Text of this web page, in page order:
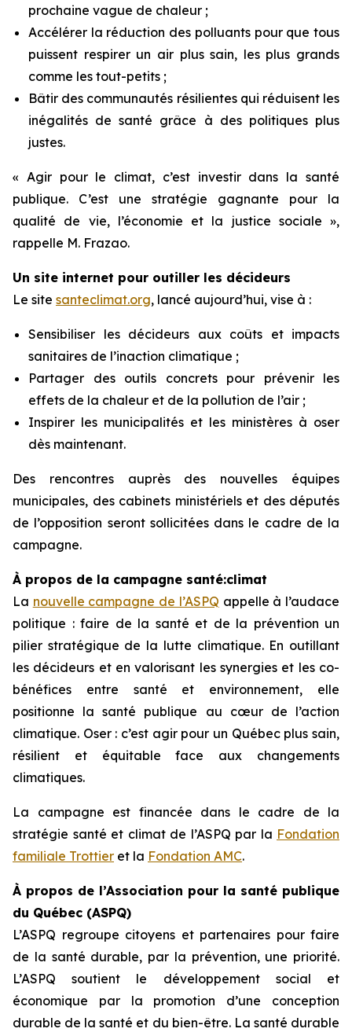
prochaine vague de chaleur ;
Accélérer la réduction des polluants pour que tous
puissent respirer un air plus sain, les plus grands
comme les tout-petits ;
Bâtir des communautés résilientes qui réduisent les
inégalités de santé grâce à des politiques plus
justes.
« Agir pour le climat, c’est investir dans la santé
publique. C’est une stratégie gagnante pour la
qualité de vie, l’économie et la justice sociale »,
rappelle M. Frazao.
Un site internet pour outiller les décideurs
Le site santeclimat.org, lancé aujourd’hui, vise à :
Sensibiliser les décideurs aux coûts et impacts
sanitaires de l’inaction climatique ;
Partager des outils concrets pour prévenir les
effets de la chaleur et de la pollution de l’air ;
Inspirer les municipalités et les ministères à oser
dès maintenant.
Des rencontres auprès des nouvelles équipes
municipales, des cabinets ministériels et des députés
de l’opposition seront sollicitées dans le cadre de la
campagne.
À propos de la campagne santé:climat
La nouvelle campagne de l’ASPQ appelle à l’audace
politique : faire de la santé et de la prévention un
pilier stratégique de la lutte climatique. En outillant
les décideurs et en valorisant les synergies et les co-
bénéfices entre santé et environnement, elle
positionne la santé publique au cœur de l’action
climatique. Oser : c’est agir pour un Québec plus sain,
résilient et équitable face aux changements
climatiques.
La campagne est financée dans le cadre de la
stratégie santé et climat de l’ASPQ par la Fondation
familiale Trottier et la Fondation AMC.
À propos de l’Association pour la santé publique
du Québec (ASPQ)
L’ASPQ regroupe citoyens et partenaires pour faire
de la santé durable, par la prévention, une priorité.
L’ASPQ soutient le développement social et
économique par la promotion d’une conception
durable de la santé et du bien-être. La santé durable